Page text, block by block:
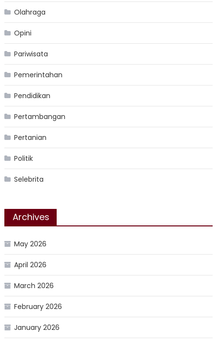
Olahraga
Opini
Pariwisata
Pemerintahan
Pendidikan
Pertambangan
Pertanian
Politik
Selebrita
Archives
May 2026
April 2026
March 2026
February 2026
January 2026